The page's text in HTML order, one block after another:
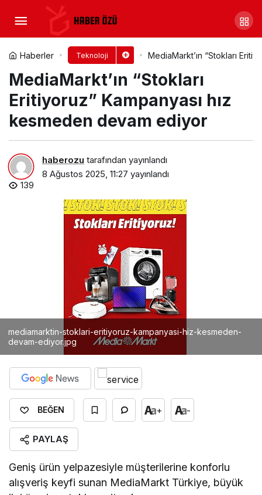
Haberler Teknoloji MediaMarkt’ın “Stokları
MediaMarkt’ın “Stokları
Eritiyoruz” Kampanyası hız
kesmeden devam ediyor
haberozu tarafından yayınlandı
8 Ağustos 2025, 11:27 yayınlandı
139
mediamarktin-stoklari-eritiyoruz-kampanyasi-hiz-kesmeden-
devam-ediyor.jpg
BEĞEN + -
PAYLAŞ
Geniş ürün yelpazesiyle müşterilerine konforlu
alışveriş keyfi sunan MediaMarkt Türkiye, büyük
Excalibur G920 ile yapay zeka
destekli RTX 5000’in Gücü Zirvede
Yorum Yap